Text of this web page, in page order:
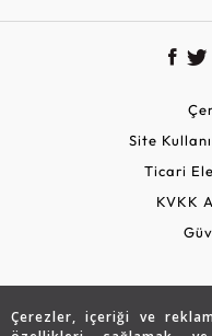
Çerezler, içeriği ve
Site
Ticari
KVKK